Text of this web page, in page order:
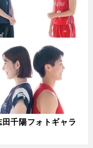
千陽フォトギャラ